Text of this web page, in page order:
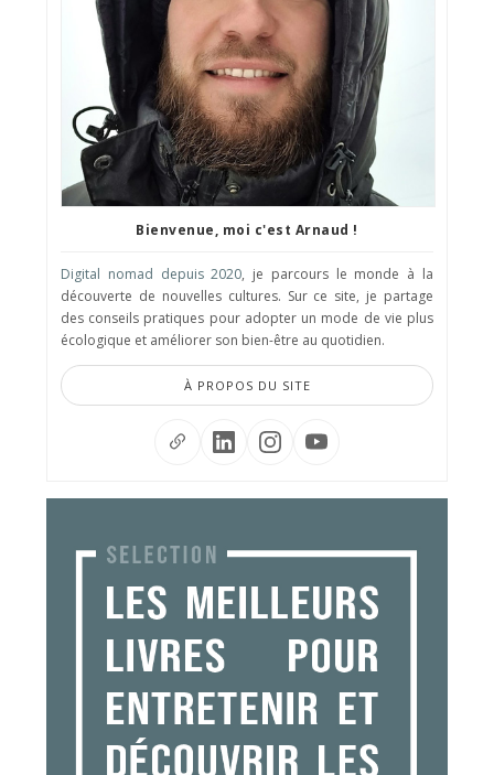
Bienvenue, moi c'est Arnaud !
Digital nomad depuis 2020, je parcours le monde à la
découverte de nouvelles cultures. Sur ce site, je partage
des conseils pratiques pour adopter un mode de vie plus
écologique et améliorer son bien-être au quotidien.
À PROPOS DU SITE